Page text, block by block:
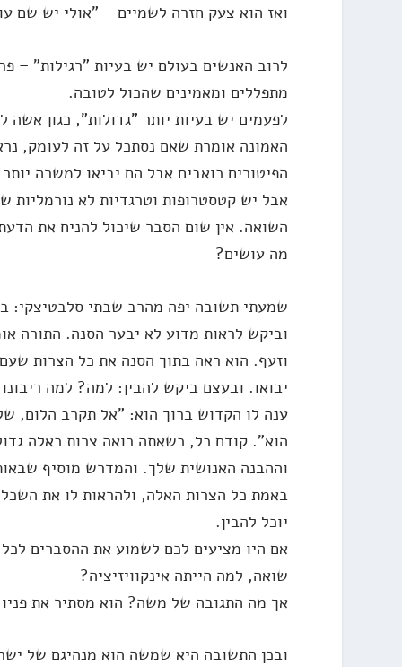
ואז הוא צעק חזרה לשמיים – "אולי יש שם
לרוב האנשים בעולם יש בעיות "רגילות" –
מתפללים ומאמינים שהכול לטובה.
לפעמים יש בעיות יותר "גדולות", כגון אשה
האמונה אומרת שאם נסתכל על זה לעומק,
הפיטורים כואבים אבל הם יביאו למשרה
אבל יש קטסטרופות וטרגדיות לא
השואה. אין שום הסבר שיכול להניח את
מה עושים?
שמעתי תשובה יפה מהרב שבתי סלבטיצקי:
וביקש לראות מדוע לא יבער הסנה. התורה
וזעף. הוא ראה בתוך הסנה את כל הצרות
יבואו. ובעצם ביקש להבין: למה? למה
ענה לו הקדוש ברוך הוא: "אל תקרב הלום,
הוא". קודם כל, כשאתה רואה צרות כאלה
וההבנה האנושית שלך. והמדרש מוסיף
באמת כל הצרות האלה, ולהראות לו את
יוכל להבין.
אם היו מציעים לכם לשמוע את ההסברים
שואה, למה הייתה אינקוויזיציה?
אך מה התגובה של משה? הוא מסתיר את
ובכן התשובה היא שמשה הוא מנהיגם של